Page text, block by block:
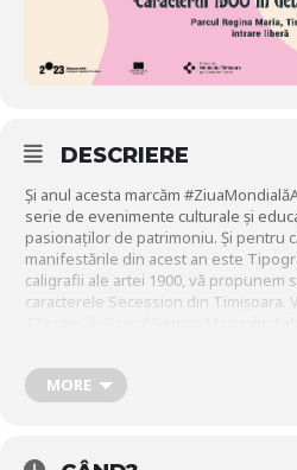
DESCRIERE
Și anul acesta marcăm
serie de evenimente culturale și
pasionaților de patrimoniu. Și pentru
manifestările din acest an este
caligrafii ale artei 1900, vă propunem
caracterele Secession din Timișoara.
Timișoara, cu o serie de activități
Launmomentdat
cu prietenii de la Editura Intaglio,
MORE